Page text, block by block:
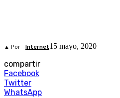
▲ Por Internet15 mayo, 2020
compartir
Facebook
Twitter
WhatsApp